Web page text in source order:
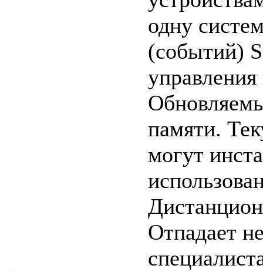
одну
(событий)
памяти.
могут
Отпадает